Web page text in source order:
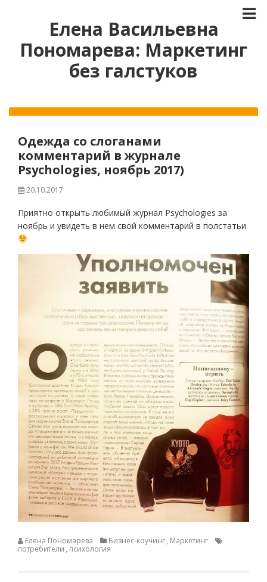
Елена Васильевна
Пономарева: Маркетинг
без галстуков
Одежда со слоганами
комментарий в журнале
Psychologies, ноябрь 2017)
20.10.2017
Приятно открыть любимый журнал Psychologies за
ноябрь и увидеть в нем свой комментарий в полстатьи
Елена Пономарева Бизнес-коучинг, Маркетинг
потребители , психология